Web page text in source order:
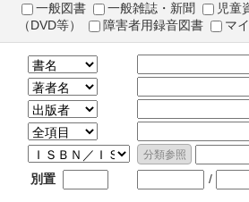
一般図書 一般雑誌・新聞
児童
（DVD等）
障害者用録音図書 マ
別置 /